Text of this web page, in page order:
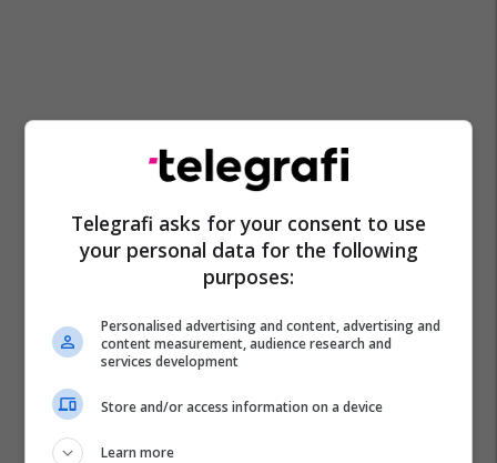
Telegrafi asks for your consent to use
your personal data for the following
purposes:
Personalised advertising and content, advertising and
content measurement, audience research and
services development
Store and/or access information on a device
Learn more